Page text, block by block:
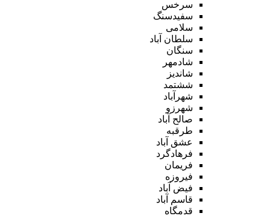
سرخس
سفیدسنگ
سلامی
سلطان آباد
سنگان
شادمهر
شاندیز
ششتمد
شهرآباد
شهرزو
صالح آباد
طرقبه
عشق آباد
فرهادگرد
فریمان
فیروزه
فیض آباد
قاسم آباد
قدمگاه